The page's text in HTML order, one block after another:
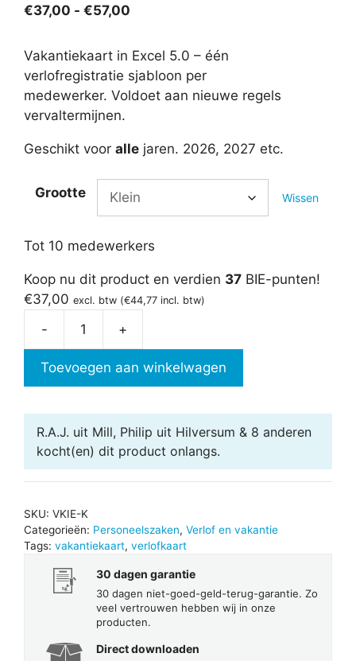
€37,00 - €57,00
tot
€57,00
Vakantiekaart in Excel 5.0 – één
verlofregistratie sjabloon per
medewerker. Voldoet aan nieuwe regels
vervaltermijnen.
Geschikt voor alle jaren. 2026, 2027 etc.
Grootte Wissen
Tot 10 medewerkers
Koop nu dit product en verdien 37 BIE-punten!
€37,00 excl. btw (€44,77 incl. btw)
-
Excel
+
Toevoegen aan winkelwagen
R.A.J. uit Mill, Philip uit Hilversum & 8 anderen
kocht(en) dit product onlangs.
SKU: VKIE-K
Categorieën: Personeelszaken, Verlof en vakantie
Tags: vakantiekaart, verlofkaart
30 dagen garantie
30 dagen niet-goed-geld-terug-garantie. Zo
veel vertrouwen hebben wij in onze
producten.
Direct downloaden